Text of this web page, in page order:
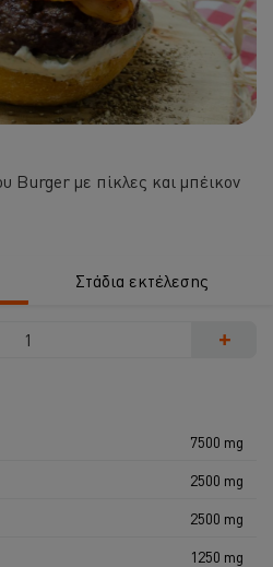
Burger με πίκλες και μπέικον
Στάδια εκτέλεσης
+
7500 mg
2500 mg
2500 mg
1250 mg